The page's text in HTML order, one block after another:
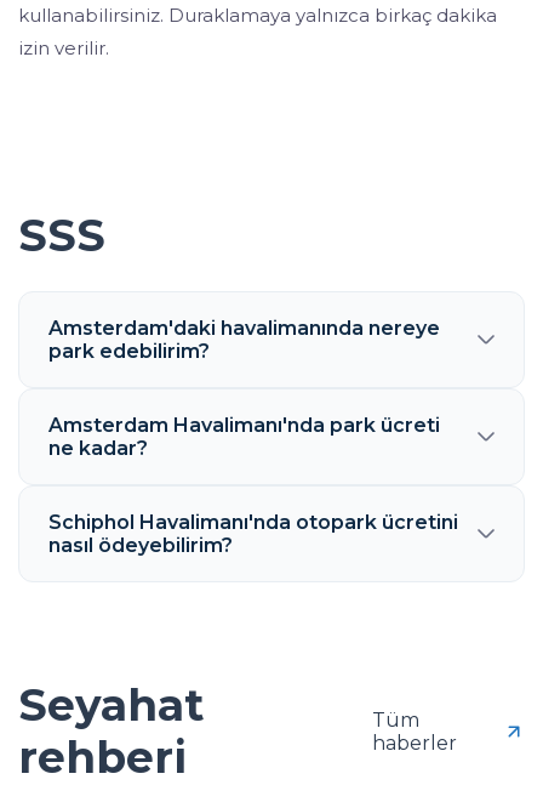
kullanabilirsiniz. Duraklamaya yalnızca birkaç dakika
izin verilir.
SSS
Amsterdam'daki havalimanında nereye
park edebilirim?
Amsterdam Havalimanı'nda park ücreti
ne kadar?
Schiphol Havalimanı'nda otopark ücretini
nasıl ödeyebilirim?
Seyahat
rehberi
Tüm
haberler